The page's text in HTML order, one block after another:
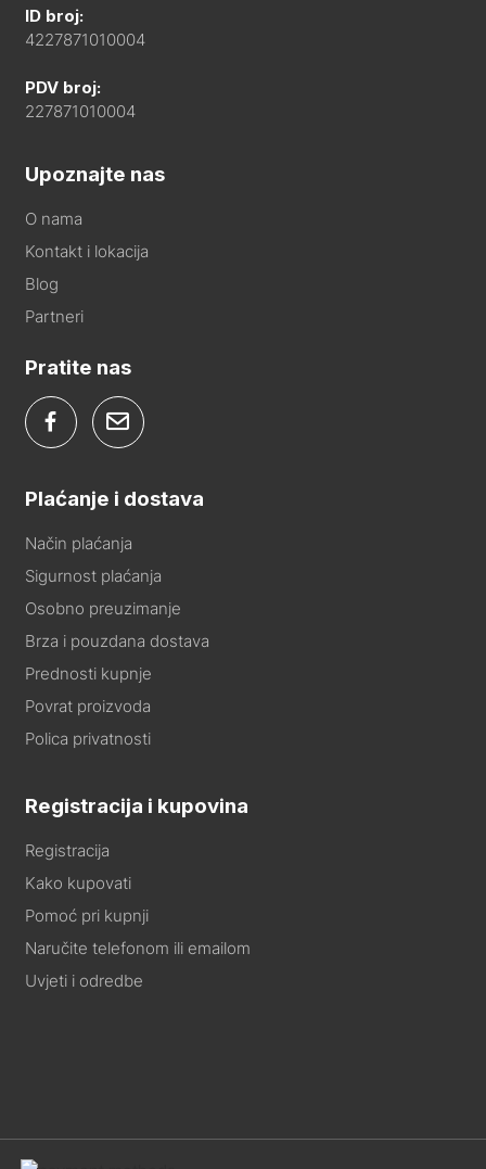
ID broj:
4227871010004
PDV broj:
227871010004
Upoznajte nas
O nama
Kontakt i lokacija
Blog
Partneri
Pratite nas
Plaćanje i dostava
Način plaćanja
Sigurnost plaćanja
Osobno preuzimanje
Brza i pouzdana dostava
Prednosti kupnje
Povrat proizvoda
Polica privatnosti
Registracija i kupovina
Registracija
Kako kupovati
Pomoć pri kupnji
Naručite telefonom ili emailom
Uvjeti i odredbe